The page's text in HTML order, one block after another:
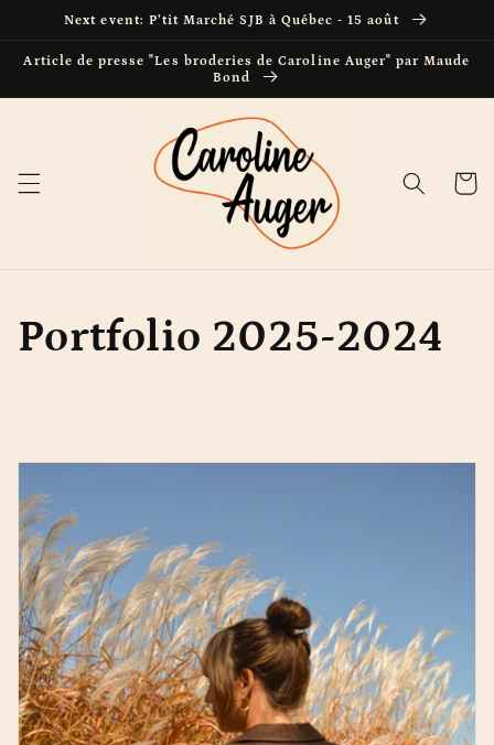
et passer
contenu
Next event: P’tit Marché SJB à Québec - 15 août
Article de presse "Les broderies de Caroline Auger" par Maude
Bond
Panier
Portfolio 2025-2024